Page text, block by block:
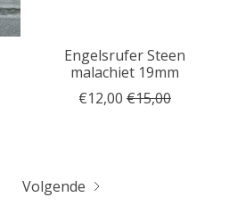
Engelsrufer Steen
malachiet 19mm
€12,00 €15,00
Volgende